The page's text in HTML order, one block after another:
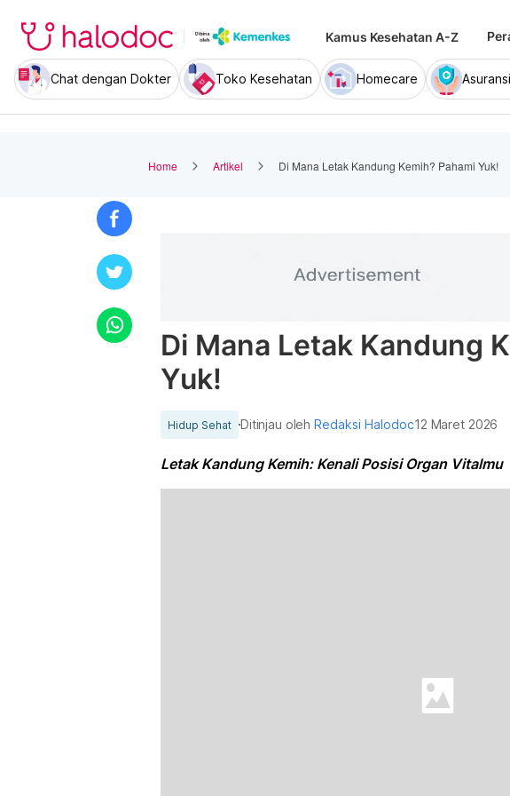
Kamus Kesehatan A-Z
Chat dengan Dokter Toko Kesehatan Homecare
Home Artikel Di Mana Letak Kandung Kemih? Pahami Yuk!
Di Mana Letak Kandung
Yuk!
Hidup Sehat Ditinjau olehRedaksi Halodoc12 Maret 2026
Letak Kandung Kemih: Kenali Posisi Organ Vitalmu